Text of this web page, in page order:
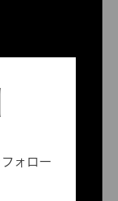
ォロー